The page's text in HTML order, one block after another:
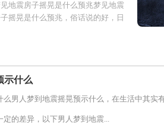
地震房子摇晃是什么预兆梦见地震
摇晃是什么预兆，俗话说的好，日
示什么
么男人梦到地震摇晃预示什么，在生活中其实
的差异，以下男人梦到地震...